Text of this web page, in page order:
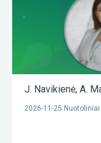
J. Navikienė, A.
2026-11-25